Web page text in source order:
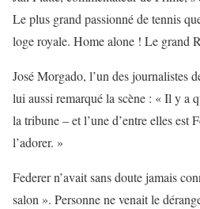
Le plus grand passionné de tennis
loge royale. Home alone ! Le grand
José Morgado, l’un des journalistes
lui aussi remarqué la scène : « Il y a
la tribune – et l’une d’entre elles est
l’adorer. »
Federer n’avait sans doute jamais
salon ». Personne ne venait le